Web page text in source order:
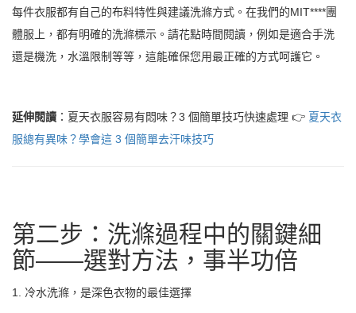
每件衣服都有自己的布料特性與建議洗滌方式。在我們的MIT****團
體服上，都有明確的洗滌標示。請花點時間閱讀，例如是適合手洗
還是機洗，水溫限制等等，這能確保您用最正確的方式呵護它。
延伸閱讀 ：夏天衣服容易有悶味？3 個簡單技巧快速處理 👉 夏天衣
服總有異味？學會這 3 個簡單去汗味技巧
第二步：洗滌過程中的關鍵細
節——選對方法，事半功倍
1. 冷水洗滌，是深色衣物的最佳選擇